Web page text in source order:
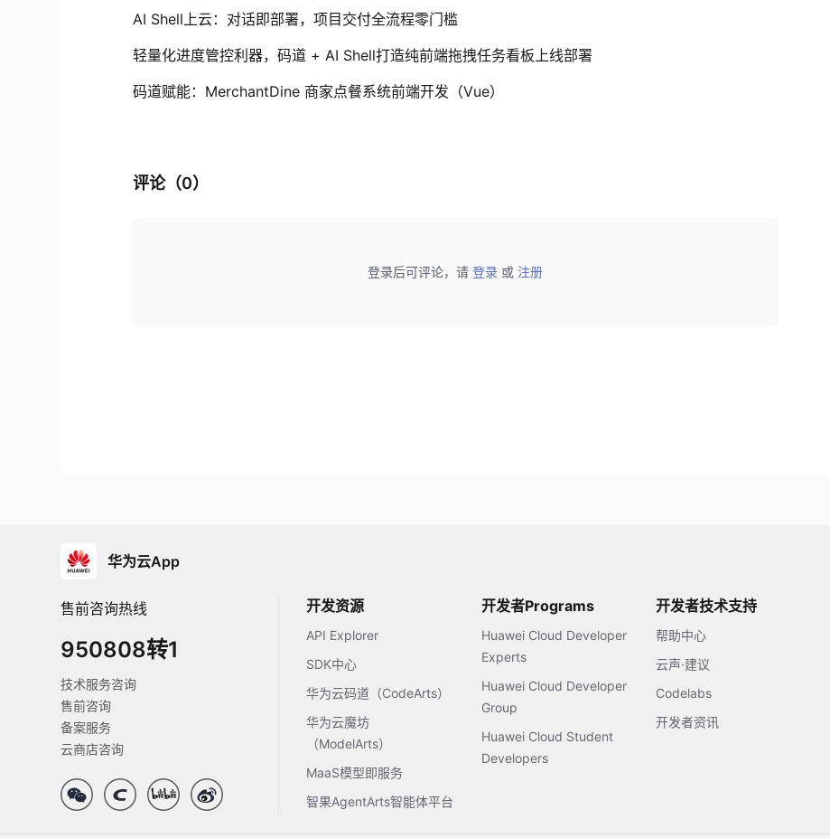
AI Shell上云：对话即部署，项目交付全流程零门槛
轻量化进度管控利器，码道 + AI Shell打造纯前端拖拽任务看板上线部署
码道赋能：MerchantDine 商家点餐系统前端开发（Vue）
评论（0）
登录后可评论，请 登录 或 注册
华为云App
售前咨询热线
950808转1
技术服务咨询
售前咨询
备案服务
云商店咨询
开发资源
API Explorer
SDK中心
华为云码道（CodeArts）
华为云魔坊
（ModelArts）
MaaS模型即服务
智果AgentArts智能体平台
开发者Programs
Huawei Cloud Developer
Experts
Huawei Cloud Developer
Group
Huawei Cloud Student
Developers
开发者技术支持
帮助中心
云声·建议
Codelabs
开发者资讯